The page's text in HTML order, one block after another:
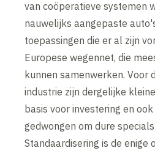
van coöperatieve systemen
nauwelijks aangepaste
toepassingen die er al zijn
Europese wegennet, die
kunnen samenwerken. Voor
industrie zijn dergelijke
basis voor investering en
gedwongen om dure
Standaardisering is de enige